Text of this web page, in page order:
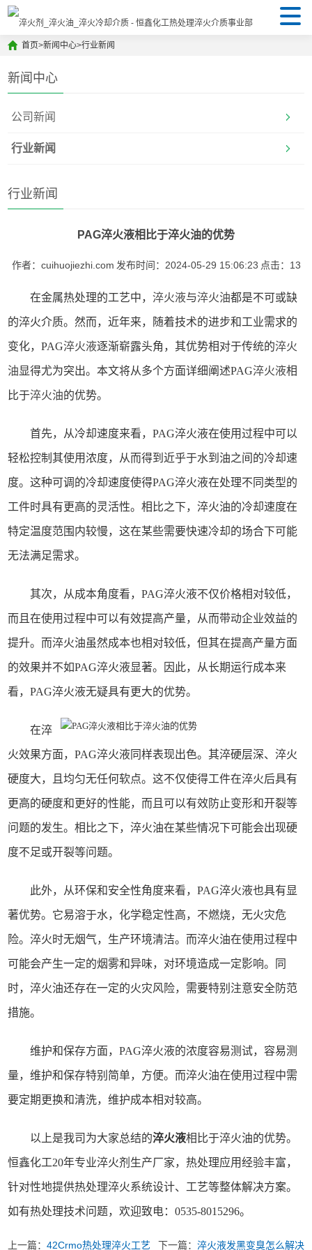
首页>新闻中心>行业新闻
新闻中心
公司新闻
行业新闻
行业新闻
PAG淬火液相比于淬火油的优势
作者：cuihuojiezhi.com 发布时间：2024-05-29 15:06:23 点击： 13
在金属热处理的工艺中，淬火液与淬火油都是不可或缺
的淬火介质。然而，近年来，随着技术的进步和工业需求的
变化，PAG淬火液逐渐崭露头角，其优势相对于传统的淬火
油显得尤为突出。本文将从多个方面详细阐述PAG淬火液相
比于淬火油的优势。
首先，从冷却速度来看，PAG淬火液在使用过程中可以
轻松控制其使用浓度，从而得到近乎于水到油之间的冷却速
度。这种可调的冷却速度使得PAG淬火液在处理不同类型的
工件时具有更高的灵活性。相比之下，淬火油的冷却速度在
特定温度范围内较慢，这在某些需要快速冷却的场合下可能
无法满足需求。
其次，从成本角度看，PAG淬火液不仅价格相对较低，
而且在使用过程中可以有效提高产量，从而带动企业效益的
提升。而淬火油虽然成本也相对较低，但其在提高产量方面
的效果并不如PAG淬火液显著。因此，从长期运行成本来
看，PAG淬火液无疑具有更大的优势。
在淬
火效果方面，PAG淬火液同样表现出色。其淬硬层深、淬火
硬度大，且均匀无任何软点。这不仅使得工件在淬火后具有
更高的硬度和更好的性能，而且可以有效防止变形和开裂等
问题的发生。相比之下，淬火油在某些情况下可能会出现硬
度不足或开裂等问题。
此外，从环保和安全性角度来看，PAG淬火液也具有显
著优势。它易溶于水，化学稳定性高，不燃烧，无火灾危
险。淬火时无烟气，生产环境清洁。而淬火油在使用过程中
可能会产生一定的烟雾和异味，对环境造成一定影响。同
时，淬火油还存在一定的火灾风险，需要特别注意安全防范
措施。
维护和保存方面，PAG淬火液的浓度容易测试，容易测
量，维护和保存特别简单，方便。而淬火油在使用过程中需
要定期更换和清洗，维护成本相对较高。
以上是我司为大家总结的淬火液相比于淬火油的优势。
恒鑫化工20年专业淬火剂生产厂家，热处理应用经验丰富，
针对性地提供热处理淬火系统设计、工艺等整体解决方案。
如有热处理技术问题，欢迎致电：0535-8015296。
上一篇：42Crmo热处理淬火工艺 下一篇： 淬火液发黑变臭怎么解决